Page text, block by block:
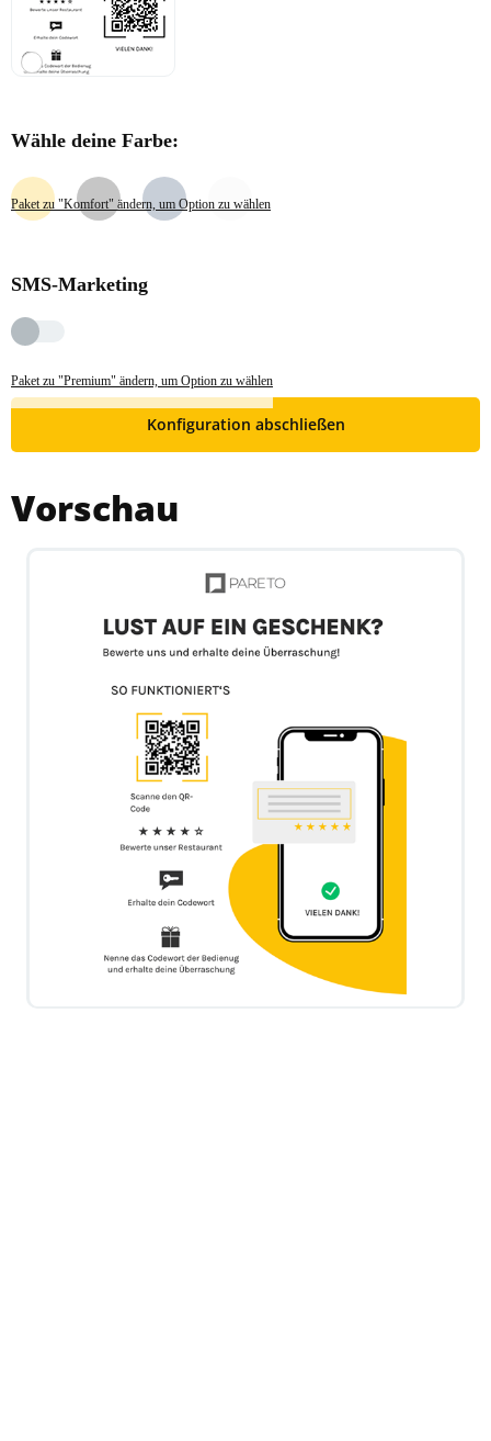
Wähle deine Farbe:
Paket zu "Komfort" ändern, um Option zu wählen
SMS-Marketing
Paket zu "Premium" ändern, um Option zu wählen
Vorschau